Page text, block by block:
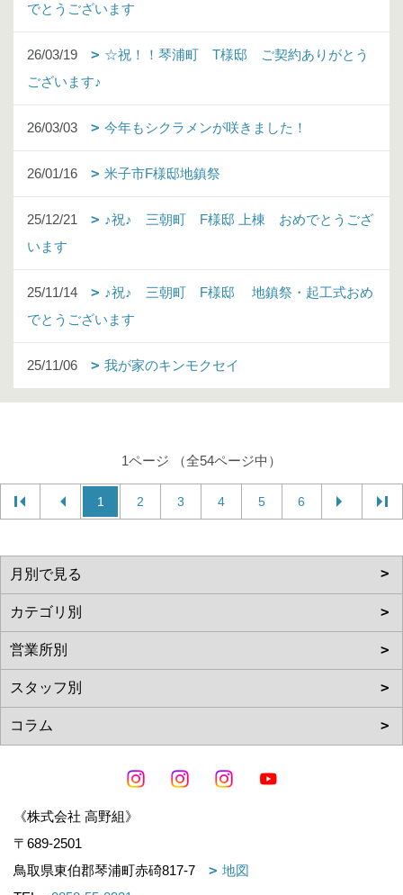
でとうございます
26/03/19
☆祝！！琴浦町 T様邸 ご契約ありがとう
ございます♪
26/03/03 今年もシクラメンが咲きました！
26/01/16 米子市F様邸地鎮祭
25/12/21
♪祝♪ 三朝町 F様邸 上棟 おめでとうござ
います
25/11/14
♪祝♪ 三朝町 F様邸 地鎮祭・起工式おめ
でとうございます
25/11/06 我が家のキンモクセイ
1ページ （全54ページ中）
1 2 3 4 5 6
《株式会社 高野組》
〒689-2501
鳥取県東伯郡琴浦町赤碕817-7
地図